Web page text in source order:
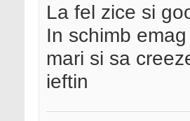
La fel zice si
In schimb
mari si sa
ieftin